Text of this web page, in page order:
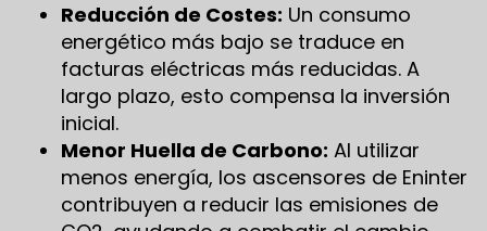
Reducción de Costes: Un consumo
energético más bajo se traduce en
facturas eléctricas más reducidas. A
largo plazo, esto compensa la inversión
inicial.
Menor Huella de Carbono: Al utilizar
menos energía, los ascensores de Eninter
contribuyen a reducir las emisiones de